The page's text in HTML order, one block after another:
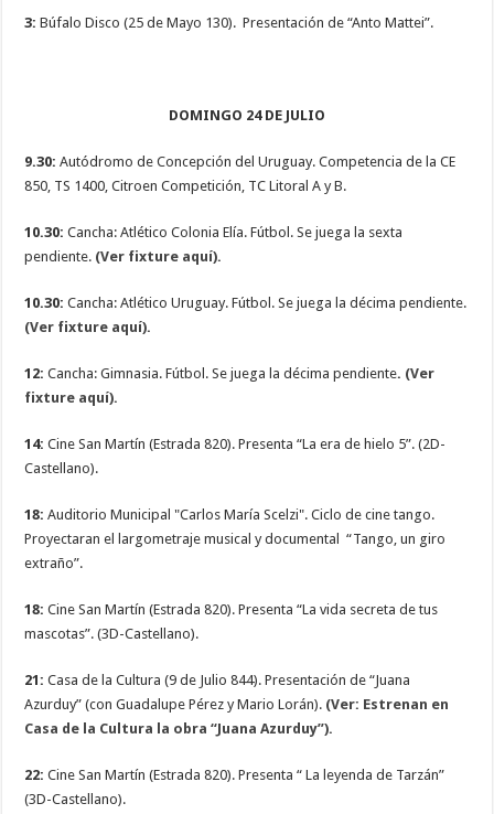
3: Búfalo Disco (25 de Mayo 130). Presentación de “Anto Mattei”.
DOMINGO 24 DE JULIO
9.30: Autódromo de Concepción del Uruguay. Competencia de la CE
850, TS 1400, Citroen Competición, TC Litoral A y B.
10.30:Cancha: Atlético Colonia Elía. Fútbol. Se juega la sexta
pendiente. (Ver fixture aquí).
10.30:Cancha: Atlético Uruguay. Fútbol. Se juega la décima pendiente.
(Ver fixture aquí).
12: Cancha: Gimnasia. Fútbol. Se juega la décima pendiente. (Ver
fixture aquí).
14: Cine San Martín (Estrada 820). Presenta “La era de hielo 5”. (2D-
Castellano).
18: Auditorio Municipal "Carlos María Scelzi". Ciclo de cine tango.
Proyectaran el largometraje musical y documental “Tango, un giro
extraño”.
18: Cine San Martín (Estrada 820). Presenta “La vida secreta de tus
mascotas”. (3D-Castellano).
21: Casa de la Cultura (9 de Julio 844). Presentación de “Juana
Azurduy” (con Guadalupe Pérez y Mario Lorán). (Ver: Estrenan en
Casa de la Cultura la obra “Juana Azurduy”).
22: Cine San Martín (Estrada 820). Presenta “ La leyenda de Tarzán”
(3D-Castellano).